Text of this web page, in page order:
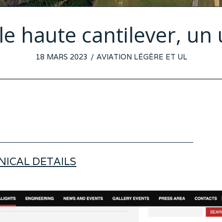
haute cantilever, un
POSTED
18 MARS 2023 6
2023
AVIATION LÉGÈRE ET UL
DETAILS